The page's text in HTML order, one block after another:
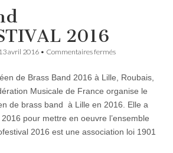
2016
13 avril 2016 • Commentaires ferméssur
EUROFESTIVAL
2016
de Brass Band 2016 à Lille, Roubais,
Musicale de France organise le
de brass band à Lille en 2016. Elle a
pour mettre en oeuvre l’ensemble
2016 est une association loi 1901